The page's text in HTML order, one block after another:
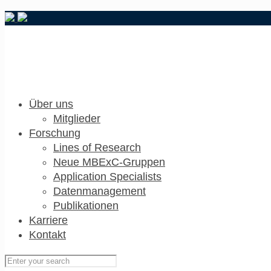
Über uns
Mitglieder
Forschung
Lines of Research
Neue MBExC-Gruppen
Application Specialists
Datenmanagement
Publikationen
Karriere
Kontakt